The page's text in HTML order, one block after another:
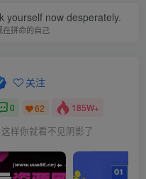
yourself now desperately.
在拼命的自己
关注
0 62 185W+
样你就看不见阴影了